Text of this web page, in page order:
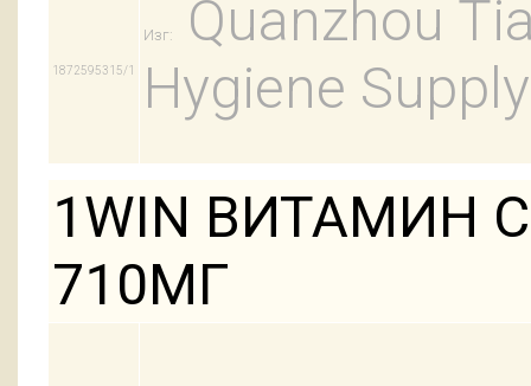
1872595315/1
Изг:
Quanzhou
Hygiene
1WIN ВИТАМИН
710МГ